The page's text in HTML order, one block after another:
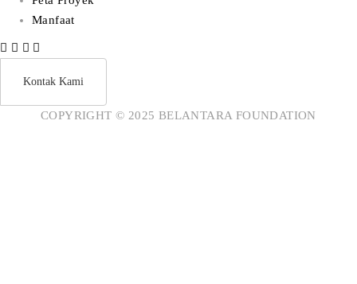
Manfaat
Kontak Kami
COPYRIGHT © 2025 BELANTARA FOUNDATION